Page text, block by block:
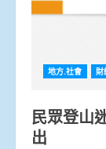
地方.社會 財
民眾登山
出